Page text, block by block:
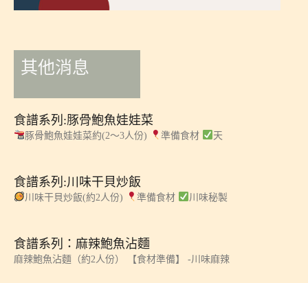
其他消息
食譜系列:豚骨鮑魚娃娃菜
豚骨鮑魚娃娃菜約(2～3人份) 準備食材 天
食譜系列:川味干貝炒飯
川味干貝炒飯(約2人份) 準備食材 川味秘製
食譜系列：麻辣鮑魚沾麵
麻辣鮑魚沾麵（約2人份） 【食材準備】 -川味麻辣